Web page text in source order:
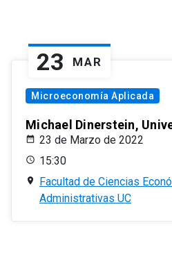
23 MAR
Microeconomía Aplicada
Michael Dinerstein,
23 de Marzo de 2022
15:30
Facultad de Ciencias
Administrativas UC